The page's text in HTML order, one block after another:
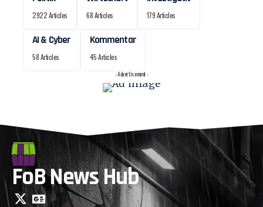
2922 Articles 68 Articles 179 Articles
AI & Cyber
58 Articles
Kommentar
45 Articles
- Advertisement -
FoB News Hub